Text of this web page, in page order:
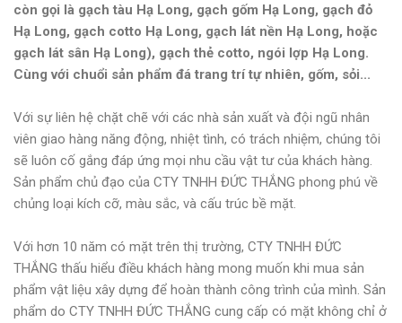
còn gọi là gạch tàu Hạ Long, gạch gốm Hạ Long, gạch đỏ
Hạ Long, gạch cotto Hạ Long, gạch lát nền Hạ Long, hoặc
gạch lát sân Hạ Long), gạch thẻ cotto, ngói lợp Hạ Long.
Cùng với chuổi sản phẩm đá trang trí tự nhiên, gốm, sỏi...
Với sự liên hệ chặt chẽ với các nhà sản xuất và đội ngũ nhân
viên giao hàng năng động, nhiệt tình, có trách nhiệm, chúng tôi
sẽ luôn cố gắng đáp ứng mọi nhu cầu vật tư của khách hàng.
Sản phẩm chủ đạo của CTY TNHH ĐỨC THẮNG phong phú về
chủng loại kích cỡ, màu sắc, và cấu trúc bề mặt.
Với hơn 10 năm có mặt trên thị trường, CTY TNHH ĐỨC
THẮNG thấu hiểu điều khách hàng mong muốn khi mua sản
phẩm vật liệu xây dựng để hoàn thành công trình của mình. Sản
phẩm do CTY TNHH ĐỨC THẮNG cung cấp có mặt không chỉ ở